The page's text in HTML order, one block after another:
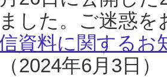
した。ご迷惑
資料に関するお
2024年6月3日）